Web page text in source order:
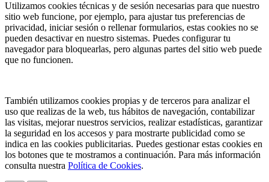
Utilizamos cookies técnicas y de sesión necesarias para que nuestro
sitio web funcione, por ejemplo, para ajustar tus preferencias de
privacidad, iniciar sesión o rellenar formularios, estas cookies no se
pueden desactivar en nuestro sistemas. Puedes configurar tu
navegador para bloquearlas, pero algunas partes del sitio web puede
que no funcionen.
También utilizamos cookies propias y de terceros para analizar el
uso que realizas de la web, tus hábitos de navegación, contabilizar
las visitas, mejorar nuestros servicios, realizar estadísticas, garantizar
la seguridad en los accesos y para mostrarte publicidad como se
indica en las cookies publicitarias. Puedes gestionar estas cookies en
los botones que te mostramos a continuación. Para más información
consulta nuestra Política de Cookies.